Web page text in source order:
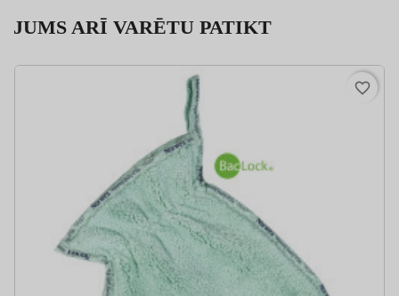
JUMS ARĪ VARĒTU PATIKT
favorite_border